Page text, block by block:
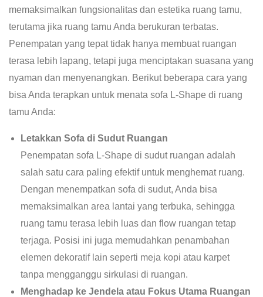
memaksimalkan fungsionalitas dan estetika ruang tamu,
terutama jika ruang tamu Anda berukuran terbatas.
Penempatan yang tepat tidak hanya membuat ruangan
terasa lebih lapang, tetapi juga menciptakan suasana yang
nyaman dan menyenangkan. Berikut beberapa cara yang
bisa Anda terapkan untuk menata sofa L-Shape di ruang
tamu Anda:
Letakkan Sofa di Sudut Ruangan
Penempatan sofa L-Shape di sudut ruangan adalah
salah satu cara paling efektif untuk menghemat ruang.
Dengan menempatkan sofa di sudut, Anda bisa
memaksimalkan area lantai yang terbuka, sehingga
ruang tamu terasa lebih luas dan flow ruangan tetap
terjaga. Posisi ini juga memudahkan penambahan
elemen dekoratif lain seperti meja kopi atau karpet
tanpa mengganggu sirkulasi di ruangan.
Menghadap ke Jendela atau Fokus Utama Ruangan